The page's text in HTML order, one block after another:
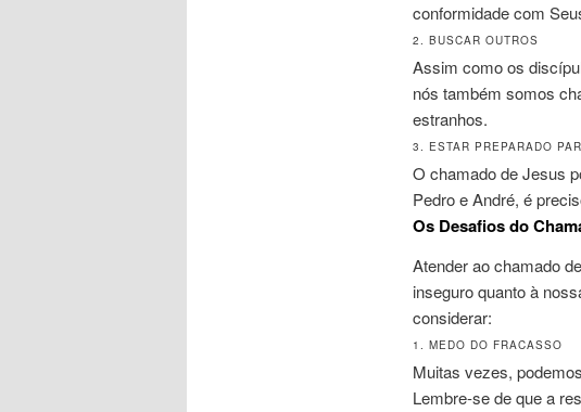
conformidade com
2. BUSCAR OUTROS
Assim como os
nós também somos
estranhos.
3. ESTAR PREPARADO
O chamado de Jesus
Pedro e André, é
Os Desafios do
Atender ao chamado
inseguro quanto à
considerar:
1. MEDO DO FRACASSO
Muitas vezes,
Lembre-se de que a